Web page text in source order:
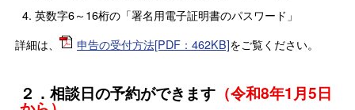
英数字6～16桁の「署名用電子証明書のパスワード」
詳細は、
申告の受付方法[PDF：462KB]をご覧ください。
２．相談日の予約ができます （令和8年1月5日